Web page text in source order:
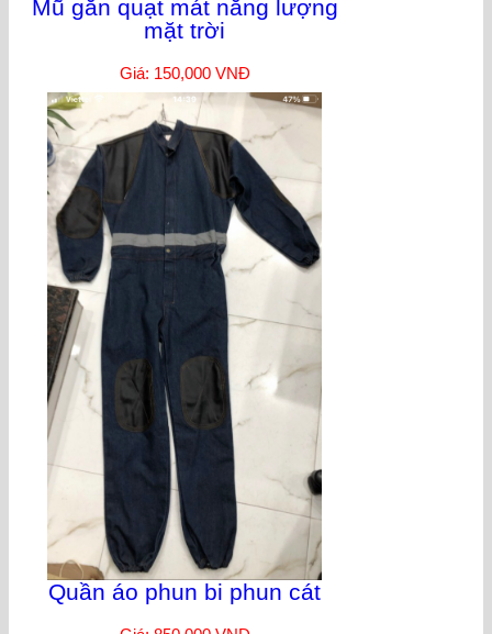
Mũ gắn quạt mát năng lượng
mặt trời
Giá: 150,000 VNĐ
Quần áo phun bi phun cát